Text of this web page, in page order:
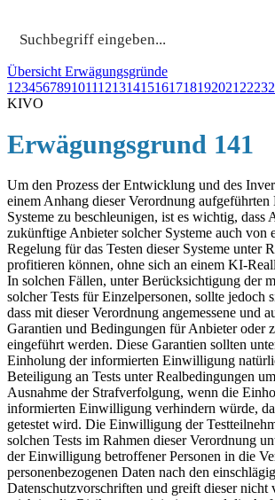
Übersicht Erwägungsgründe
1 23456789101112131415161718192021 2223
KIVO
Erwägungsgrund 141
Um den Prozess der Entwicklung und des
einem Anhang dieser Verordnung
Systeme zu beschleunigen, ist es wichtig, dass
zukünftige Anbieter solcher Systeme auch von
Regelung für das Testen dieser Systeme unter
profitieren können, ohne sich an einem KI-
In solchen Fällen, unter Berücksichtigung der
solcher Tests für Einzelpersonen, sollte jedoch
dass mit dieser Verordnung angemessene und
Garantien und Bedingungen für Anbieter oder
eingeführt werden. Diese Garantien sollten
Einholung der informierten Einwilligung
Beteiligung an Tests unter Realbedingungen
Ausnahme der Strafverfolgung, wenn die
informierten Einwilligung verhindern würde,
getestet wird. Die Einwilligung der
solchen Tests im Rahmen dieser Verordnung
der Einwilligung betroffener Personen in die
personenbezogenen Daten nach den
Datenschutzvorschriften und greift dieser nicht